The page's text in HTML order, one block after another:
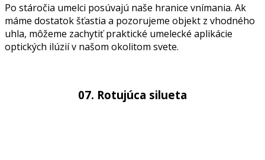
Po stáročia umelci posúvajú naše hranice vnímania. Ak
máme dostatok šťastia a pozorujeme objekt z vhodného
uhla, môžeme zachytiť praktické umelecké aplikácie
optických ilúzií v našom okolitom svete.
07. Rotujúca silueta